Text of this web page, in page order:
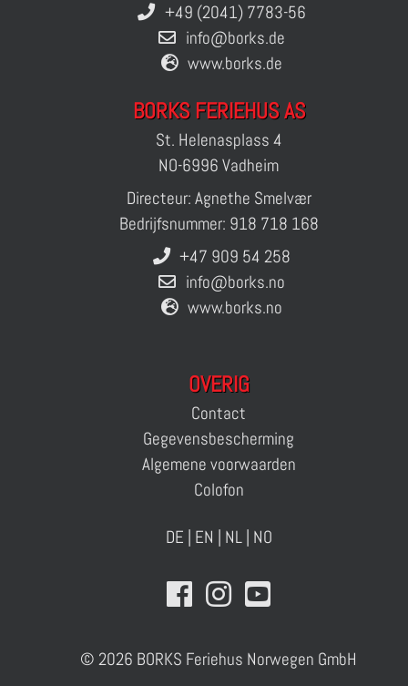
+49 (2041) 7783-56
info@borks.de
www.borks.de
BORKS FERIEHUS AS
St. Helenasplass 4
NO-6996 Vadheim
Directeur: Agnethe Smelvær
Bedrijfsnummer: 918 718 168
+47 909 54 258
info@borks.no
www.borks.no
OVERIG
Contact
Gegevensbescherming
Algemene voorwaarden
Colofon
DE | EN | NL| NO
© 2026 BORKS Feriehus Norwegen GmbH